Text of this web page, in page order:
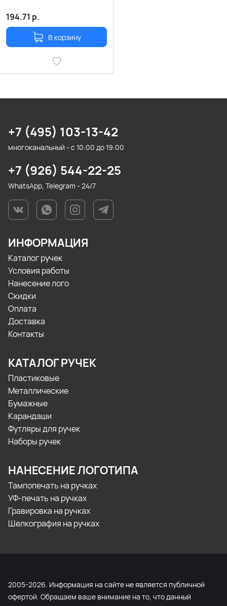
194.71 р.
В корзину
+7 (495) 103-13-42
многоканальный - с 10:00 до 19:00
+7 (926) 544-22-25
WhatsApp, Telegram - 24/7
ИНФОРМАЦИЯ
Каталог ручек
Условия работы
Нанесение лого
Скидки
Оплата
Доставка
Контакты
КАТАЛОГ РУЧЕК
Пластиковые
Металлические
Бумажные
Карандаши
Футляры для ручек
Наборы ручек
НАНЕСЕНИЕ ЛОГОТИПА
Тампопечать на ручках
УФ-печать на ручках
Гравировка на ручках
Шелкография на ручках
2005-2026. Информация на сайте не является публичной
офертой. Обращаем ваше внимание на то, что данный